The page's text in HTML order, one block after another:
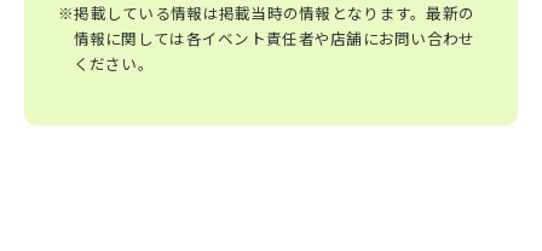
※掲載している情報は掲載当時の情報となります。最新の
情報に関しては各イベント責任者や店舗にお問い合わせ
ください。